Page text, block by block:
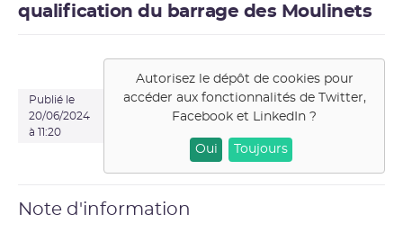
qualification du barrage des Moulinets
Publié le
20/06/2024
à 11:20
Autorisez le dépôt de cookies pour
accéder aux fonctionnalités de Twitter,
Facebook et LinkedIn ?
Oui Toujours
Note d'information